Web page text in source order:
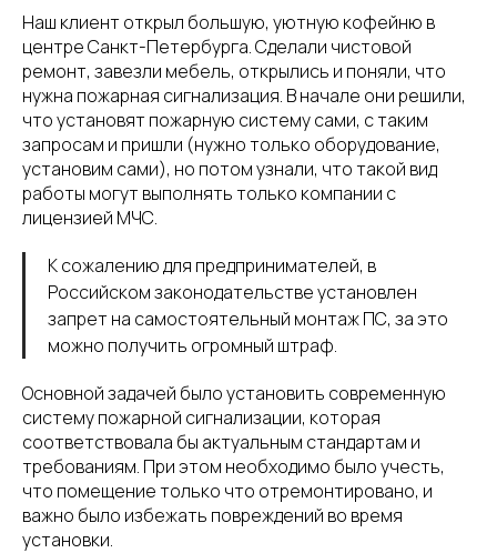
Наш клиент открыл большую, уютную кофейню в
центре Санкт-Петербурга. Сделали чистовой
ремонт, завезли мебель, открылись и поняли, что
нужна пожарная сигнализация. В начале они решили,
что установят пожарную систему сами, с таким
запросам и пришли (нужно только оборудование,
установим сами), но потом узнали, что такой вид
работы могут выполнять только компании с
лицензией МЧС.
К сожалению для предпринимателей, в
Российском законодательстве установлен
запрет на самостоятельный монтаж ПС, за это
можно получить огромный штраф.
Основной задачей было установить современную
систему пожарной сигнализации, которая
соответствовала бы актуальным стандартам и
требованиям. При этом необходимо было учесть,
что помещение только что отремонтировано, и
важно было избежать повреждений во время
установки.